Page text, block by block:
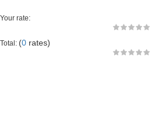
Your rate:
Total: (0 rates)